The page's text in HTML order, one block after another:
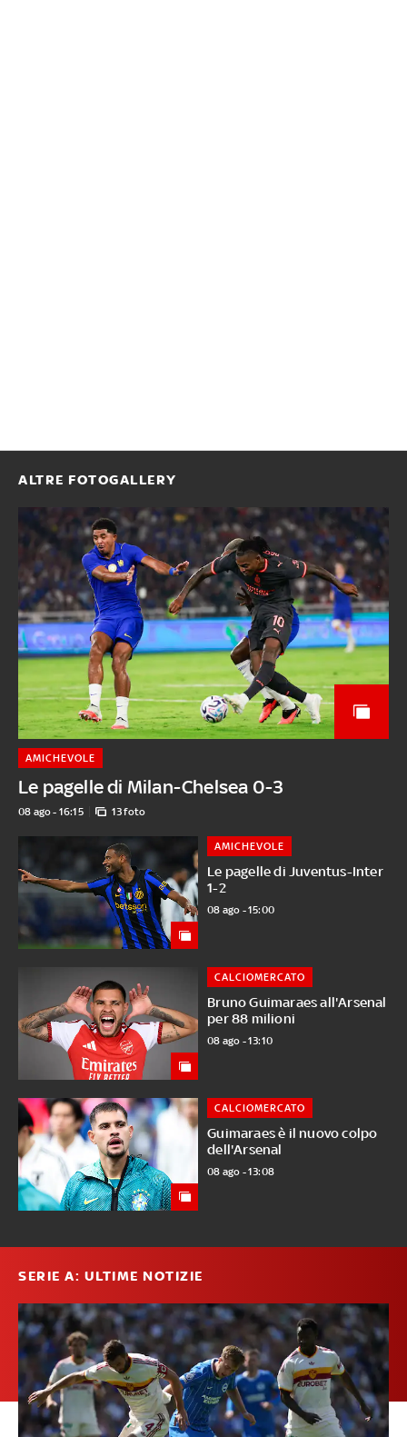
ALTRE FOTOGALLERY
Le pagelle di Milan-Chelsea 0-3
AMICHEVOLE
08 ago - 16:15 13 foto
Le pagelle di Juventus-Inter
1-2
AMICHEVOLE
08 ago - 15:00
Bruno Guimaraes all'Arsenal
per 88 milioni
CALCIOMERCATO
08 ago - 13:10
Guimaraes è il nuovo colpo
dell'Arsenal
CALCIOMERCATO
08 ago - 13:08
SERIE A: ULTIME NOTIZIE